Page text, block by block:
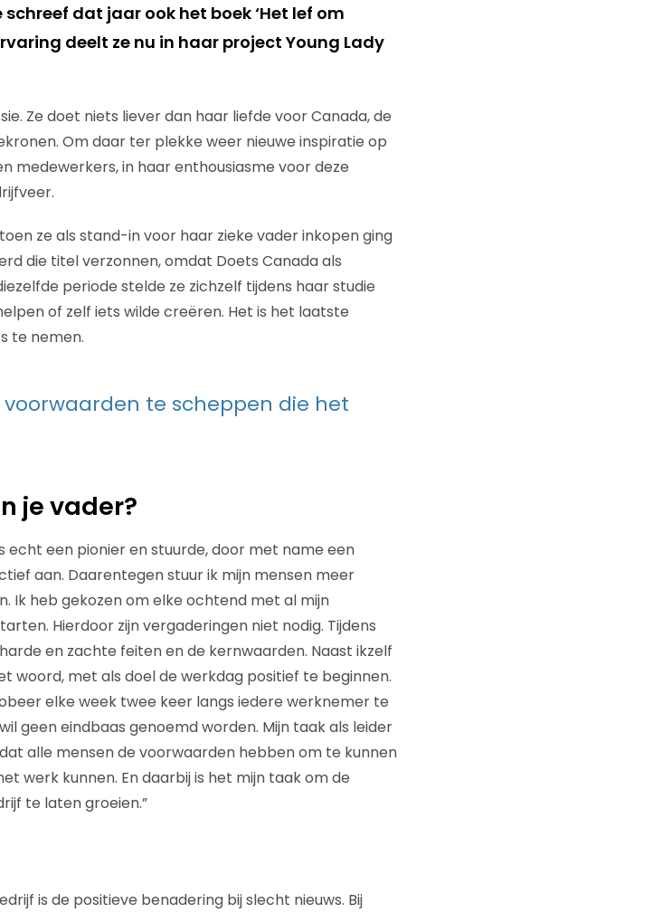
dat jaar ook het boek ‘Het lef om
deelt ze nu in haar project Young Lady
Ze doet niets liever dan haar liefde voor Canada, de
Om daar ter plekke weer nieuwe inspiratie op
medewerkers, in haar enthousiasme voor deze
toen ze als stand-in voor haar zieke vader inkopen ging
die titel verzonnen, omdat Doets Canada als
periode stelde ze zichzelf tijdens haar studie
of zelf iets wilde creëren. Het is het laatste
te nemen.
te scheppen die het
je vader?
echt een pionier en stuurde, door met name een
aan. Daarentegen stuur ik mijn mensen meer
Ik heb gekozen om elke ochtend met al mijn
Hierdoor zijn vergaderingen niet nodig. Tijdens
en zachte feiten en de kernwaarden. Naast ikzelf
woord, met als doel de werkdag positief te beginnen.
elke week twee keer langs iedere werknemer te
geen eindbaas genoemd worden. Mijn taak als leider
alle mensen de voorwaarden hebben om te kunnen
werk kunnen. En daarbij is het mijn taak om de
te laten groeien.”
is de positieve benadering bij slecht nieuws. Bij